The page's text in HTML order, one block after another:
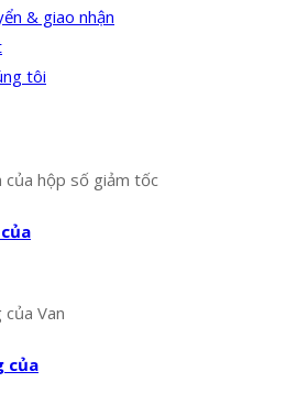
& giao nhận
tôi
của